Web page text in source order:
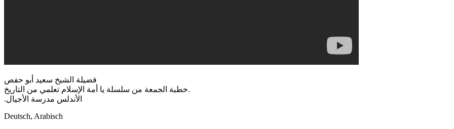
فضيلة الشيخ سعيد أبو حفص
خطبة الجمعة من سلسلة يا أمة الإسلام تعلمي من التاريخ.
.الأندلس مدرسة الأجيال
Deutsch, Arabisch